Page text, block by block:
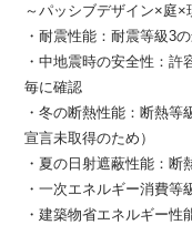
～パッシブデザイン×庭×
・耐震性能：耐震等級3
・中地震時の安全性：
毎に確認
・冬の断熱性能：断熱
宣言未取得のため）
・夏の日射遮蔽性能：断
・一次エネルギー消費等
・建築物省エネルギー性